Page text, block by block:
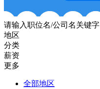
请输入职位名/公司名关键字
地区
分类
薪资
更多
全部地区